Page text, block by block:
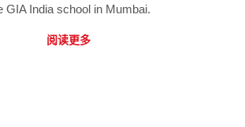
GIA India school in Mumbai.
阅读更多